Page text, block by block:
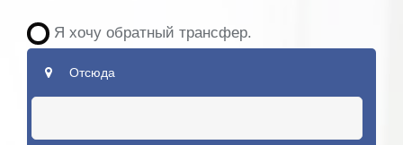
Я хочу обратный трансфер.
Отсюда